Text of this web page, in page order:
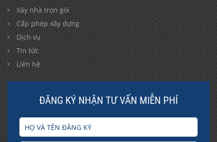
Xây nhà trọn gói
Cấp phép xây dựng
Dịch vụ
Tin tức
Liên hệ
ĐĂNG KÝ NHẬN TƯ VẤN MIỄN PHÍ